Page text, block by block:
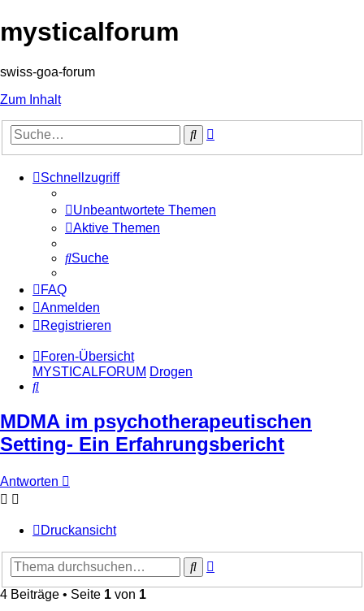
mysticalforum
swiss-goa-forum
Zum Inhalt
Suche
Schnellzugriff
Unbeantwortete Themen
Aktive Themen
Suche
FAQ
Anmelden
Registrieren
Foren-Übersicht
MYSTICALFORUM Drogen
Suche
MDMA im psychotherapeutischen
Setting- Ein Erfahrungsbericht
Antworten
Druckansicht
Suche
4 Beiträge • Seite 1 von 1